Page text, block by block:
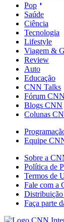
Pop
Saúde
Ciência
Tecnologia
Lifestyle
Viagem &
Review
Auto
Educação
CNN Talks
Fórum CNN
Blogs CNN
Colunas
Equipe
Sobre a
Política de
Termos de
Fale com a
Faça parte